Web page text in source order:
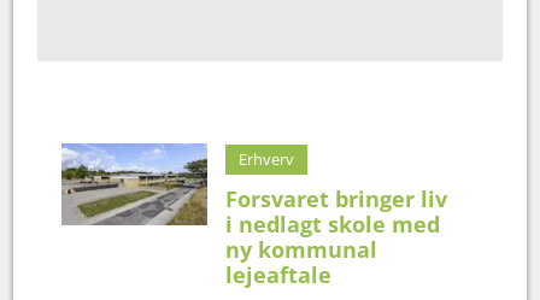
Erhverv
Forsvaret bringer liv
i nedlagt skole med
ny kommunal
lejeaftale